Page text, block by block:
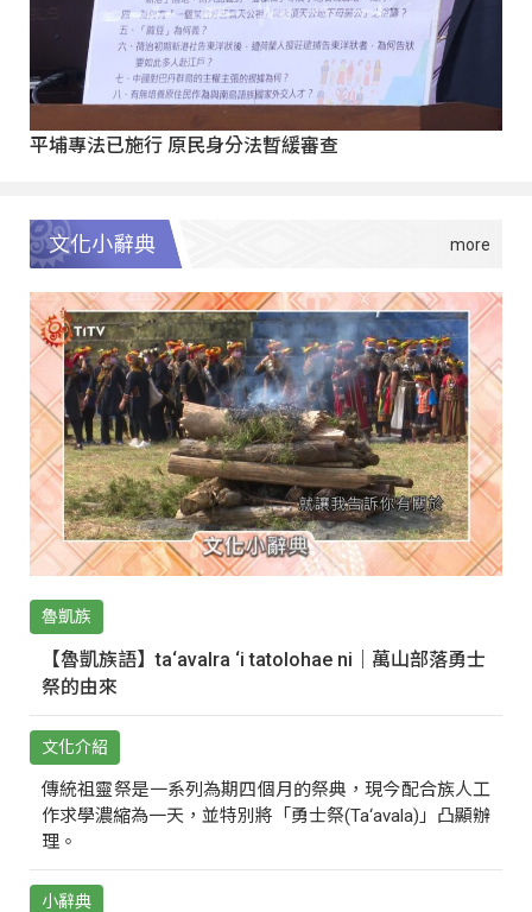
平埔專法已施行 原民身分法暫緩審查
文化小辭典
魯凱族
【魯凱族語】ta‘avalra ‘i tatolohae ni｜萬山部落勇士
祭的由來
文化介紹
傳統祖靈祭是一系列為期四個月的祭典，現今配合族人工
作求學濃縮為一天，並特別將「勇士祭(Ta‘avala)」凸顯辦
理。
小辭典